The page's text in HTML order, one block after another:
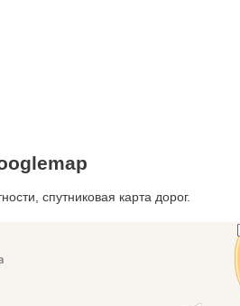
спутниковая карта дорог.